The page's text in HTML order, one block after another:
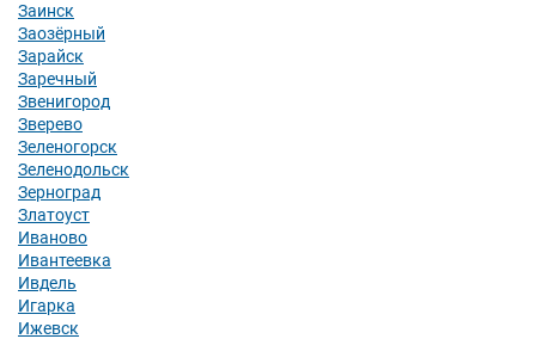
Заинск
Заозёрный
Зарайск
Заречный
Звенигород
Зверево
Зеленогорск
Зеленодольск
Зерноград
Златоуст
Иваново
Ивантеевка
Ивдель
Игарка
Ижевск